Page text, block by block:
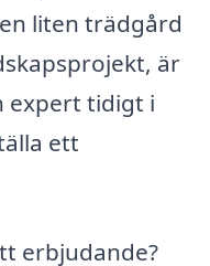
liten trädgård
är
expert tidigt i
ett
erbjudande?